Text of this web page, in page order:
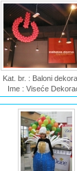
Kat. br. : Baloni
Ime : Viseće